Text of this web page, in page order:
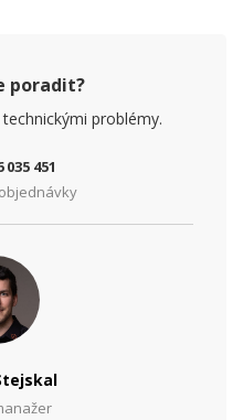
poradit?
problémy.
035 451